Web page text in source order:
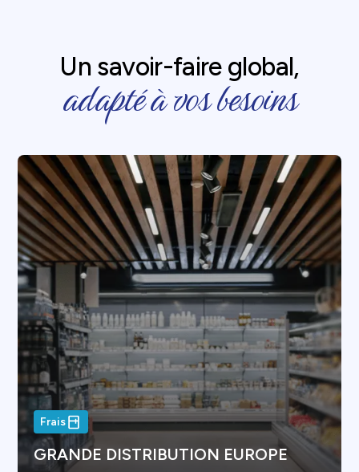
Un savoir-faire global,
adapté à vos besoins
Frais
GRANDE DISTRIBUTION EUROPE